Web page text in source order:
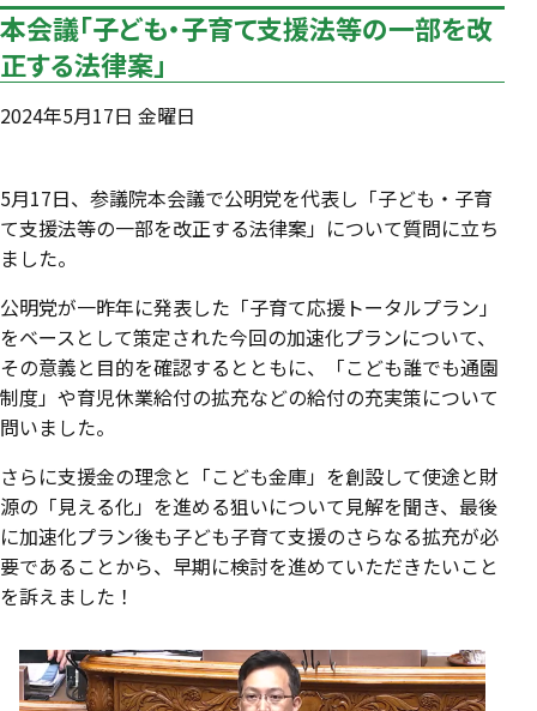
本会議「子ども・子育て支援法等の一部を改
正する法律案」
2024年5月17日 金曜日
5月17日、参議院本会議で公明党を代表し「子ども・子育
て支援法等の一部を改正する法律案」について質問に立ち
ました。
公明党が一昨年に発表した「子育て応援トータルプラン」
をベースとして策定された今回の加速化プランについて、
その意義と目的を確認するとともに、「こども誰でも通園
制度」や育児休業給付の拡充などの給付の充実策について
問いました。
さらに支援金の理念と「こども金庫」を創設して使途と財
源の「見える化」を進める狙いについて見解を聞き、最後
に加速化プラン後も子ども子育て支援のさらなる拡充が必
要であることから、早期に検討を進めていただきたいこと
を訴えました！